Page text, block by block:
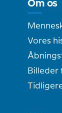
Om os
Vores
Billeder